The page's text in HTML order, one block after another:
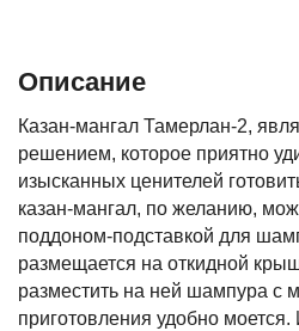
Описание
Казан-мангал Тамерлан-2,
решением, которое приятно
изысканных ценителей
казан-мангал, по желанию,
поддоном-подставкой для
размещается на откидной
разместить на ней шампура с
приготовления удобно